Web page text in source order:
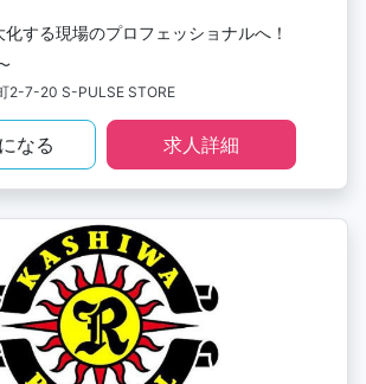
する現場のプロフェッショナルへ！
2-7-20 S-PULSE STORE
なる 求人詳細